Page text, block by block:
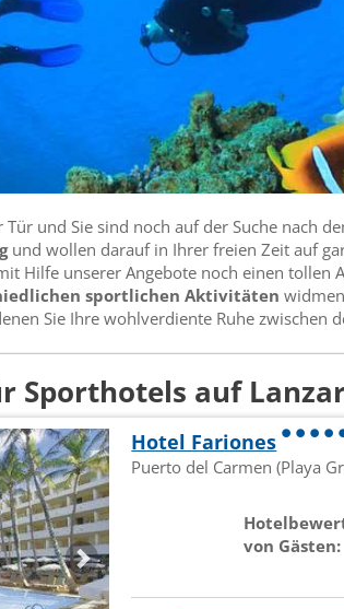
und Sie sind noch auf der Suche nach
und wollen darauf in Ihrer freien Zeit auf
Hilfe unserer Angebote noch einen
sportlichen Aktivitäten
Sie Ihre wohlverdiente Ruhe zwischen
Sporthotels auf
Hotel Fariones
Puerto del Carmen (Playa
von Gästen: